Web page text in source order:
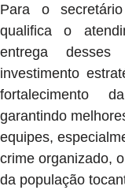
Para o
qualifica o
entrega
investimento
fortalecimento
garantindo
equipes,
crime organizado,
da população